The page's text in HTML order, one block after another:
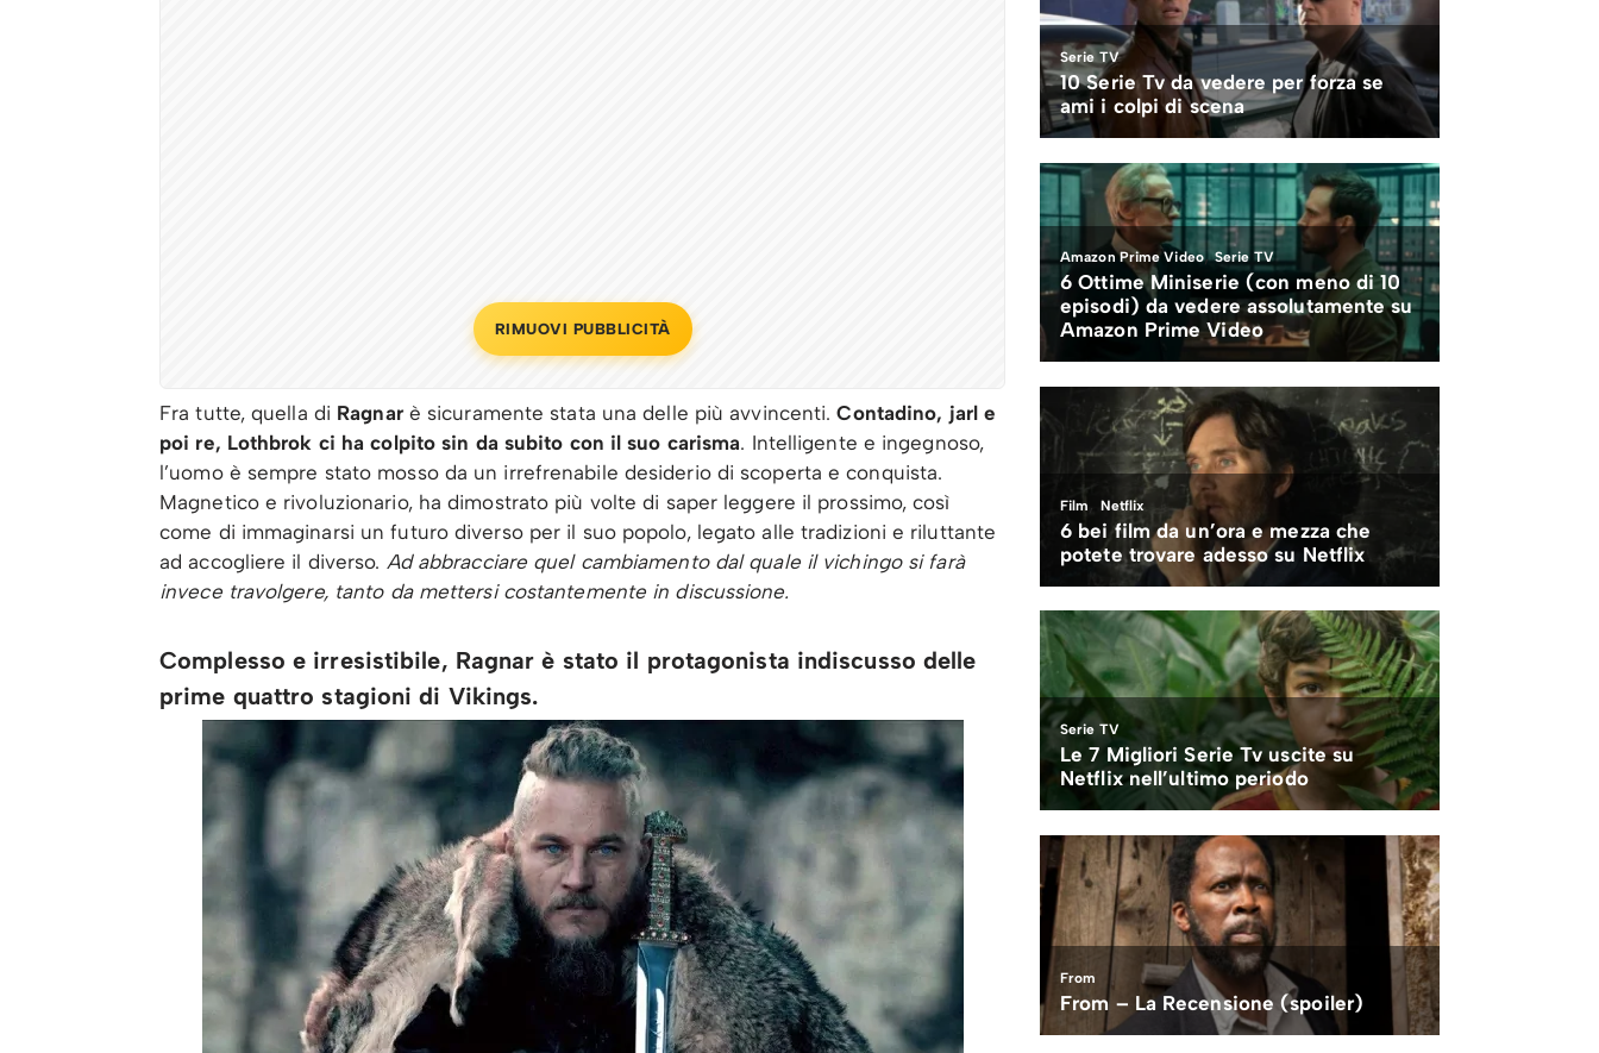
RIMUOVI PUBBLICITÀ
Fra tutte, quella di Ragnar è sicuramente stata una delle più avvincenti.Contadino, jarl e
poi re, Lothbrok ci ha colpito sin da subito con il suo carisma. Intelligente e ingegnoso,
l’uomo è sempre stato mosso da un irrefrenabile desiderio di scoperta e conquista.
Magnetico e rivoluzionario, ha dimostrato più volte di saper leggere il prossimo, così
come di immaginarsi un futuro diverso per il suo popolo, legato alle tradizioni e riluttante
ad accogliere il diverso. Ad abbracciare quel cambiamento dal quale il vichingo si farà
invece travolgere, tanto da mettersi costantemente in discussione.
Complesso e irresistibile, Ragnar è stato il protagonista indiscusso delle
prime quattro stagioni di Vikings.